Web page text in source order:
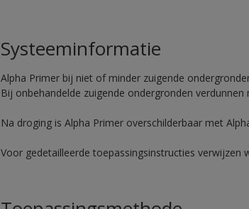
Systeeminformatie
Alpha Primer bij niet of minder zuigende
Bij onbehandelde zuigende ondergronden
Na droging is Alpha Primer overschilderbaar met
Voor gedetailleerde toepassingsinstructies